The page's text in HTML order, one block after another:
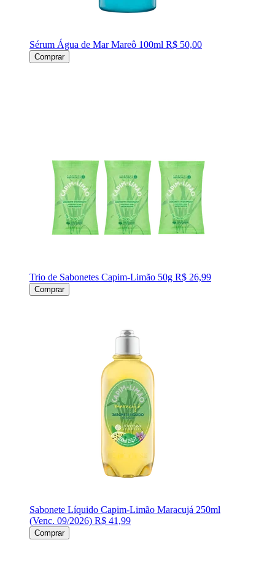
Sérum Água de Mar Mareô 100ml R$ 50,00
Comprar
Trio de Sabonetes Capim-Limão 50g R$ 26,99
Comprar
Sabonete Líquido Capim-Limão Maracujá 250ml
(Venc. 09/2026) R$ 41,99
Comprar